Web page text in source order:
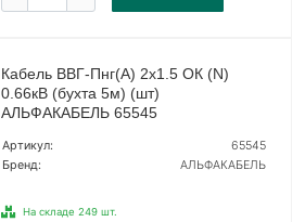
Кабель ВВГ-Пнг(А) 2х1.5 ОК (N)
0.66кВ (бухта 5м) (шт)
АЛЬФАКАБЕЛЬ 65545
Артикул:
65545
Бренд:
АЛЬФАКАБЕЛЬ
На складе 249 шт.